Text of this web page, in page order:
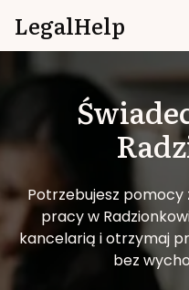
LegalHelp
Potrzebujesz pomocy
pracy w
kancelarią i otrzymaj
bez